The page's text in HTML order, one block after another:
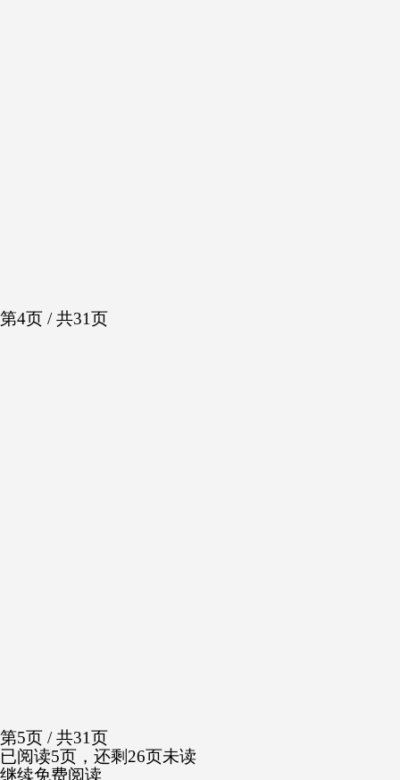
第4页 / 共31页
第5页 / 共31页
已阅读5页，还剩26页未读
继续免费阅读